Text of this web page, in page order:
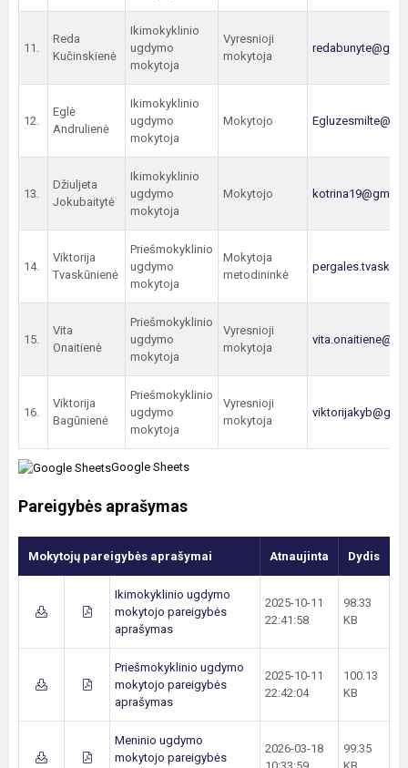
11.
Reda
Kučinskienė
Ikimokyklinio
ugdymo
mokytoja
Vyresnioji
mokytoja
12.
Eglė
Andrulienė
Ikimokyklinio
ugdymo
mokytoja
Mokytojo
13.
Džiuljeta
Jokubaitytė
Ikimokyklinio
ugdymo
mokytoja
Mokytojo
14.
Viktorija
Tvaskūnienė
Priešmokyklinio
ugdymo
mokytoja
Mokytoja
metodininkė
15.
Vita
Onaitienė
Priešmokyklinio
ugdymo
mokytoja
Vyresnioji
mokytoja
16.
Viktorija
Bagūnienė
Priešmokyklinio
ugdymo
mokytoja
Vyresnioji
mokytoja
Google Sheets
Pareigybės aprašymas
Mokytojų pareigybės aprašymai Atnaujinta Dydis
Ikimokyklinio ugdymo
mokytojo pareigybės
aprašymas
2025-10-11
22:41:58
98.33
KB
Priešmokyklinio ugdymo
mokytojo pareigybės
aprašymas
2025-10-11
22:42:04
100.13
KB
Meninio ugdymo
mokytojo pareigybės
2026-03-18
99.35